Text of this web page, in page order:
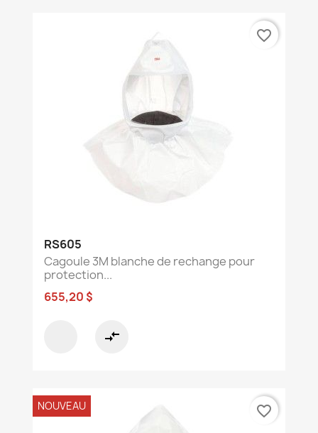
RS605
Cagoule 3M blanche de rechange pour
protection...
655,20 $
compare_arrows
favorite_border
NOUVEAU favorite_border